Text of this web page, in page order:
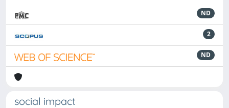
ND
2
ND
social impact